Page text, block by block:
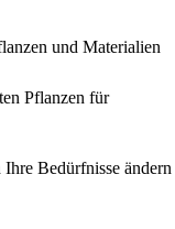
und Materialien
Pflanzen für
Ihre Bedürfnisse ändern